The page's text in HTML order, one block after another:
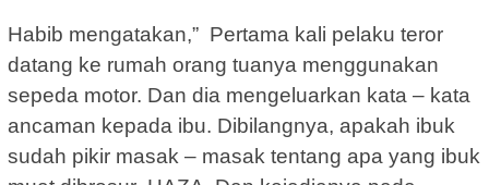
Habib mengatakan,” Pertama kali pelaku teror
datang ke rumah orang tuanya menggunakan
sepeda motor. Dan dia mengeluarkan kata – kata
ancaman kepada ibu. Dibilangnya, apakah ibuk
sudah pikir masak – masak tentang apa yang ibuk